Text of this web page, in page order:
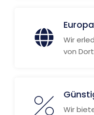
Wir
von
Wir